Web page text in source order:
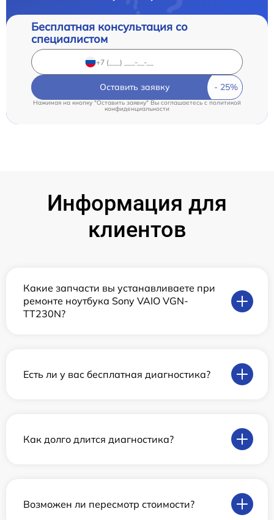
Бесплатная консультация со
специалистом
Оставить заявку
Нажимая на кнопку "Оставить заявку" Вы соглашаетесь cполитикой
конфиденциальности
Информация для
клиентов
Какие запчасти вы устанавливаете при
ремонте ноутбука Sony VAIO VGN-
TT230N?
Есть ли у вас бесплатная диагностика?
Как долго длится диагностика?
Возможен ли пересмотр стоимости?